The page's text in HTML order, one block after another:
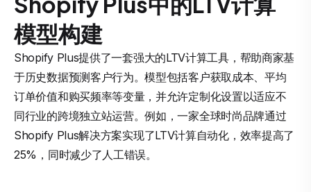
模型构建
Shopify Plus提供了一套强大的LTV计算工具，帮助商家基
于历史数据预测客户行为。模型包括客户获取成本、平均
订单价值和购买频率等变量，并允许定制化设置以适应不
同行业的跨境独立站运营。例如，一家全球时尚品牌通过
Shopify Plus解决方案实现了LTV计算自动化，效率提高了
25%，同时减少了人工错误。